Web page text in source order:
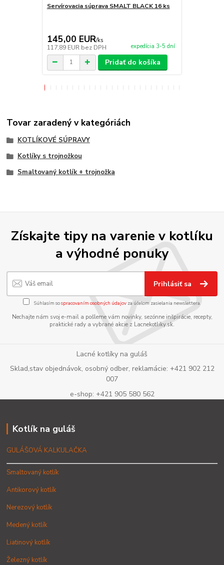
Servírovacia súprava SMALT BLACK 16 ks
145,00 EUR/ks
117,89 EUR bez DPH expedícia 3-5 dní
Pridať do košíka
Tovar zaradený v kategóriách
KOTLÍKOVÉ SÚPRAVY
Kotlíky s trojnožkou
Smaltovaný kotlík + trojnožka
Získajte tipy na varenie v kotlíku
a výhodné ponuky
Prihlásiť sa
Súhlasím sospracovaním osobných údajov za účelom zasielania newslettera.
Nechajte nám svoj e-mail a pošleme vám novinky, sezónne inšpirácie, recepty,
praktické rady a vybrané akcie z Lacnekotliky.sk.
Lacné kotlíky na guláš
Sklad,stav objednávok, osobný odber, reklamácie: +421 902 212
007
e-shop: +421 905 580 562
Kotlík na guláš
GULÁŠOVÁ KALKULAČKA
Smaltovaný kotlík
Antikorový kotlík
Nerezový kotlík
Medený kotlík
Liatinový kotlík
Železný kotlík